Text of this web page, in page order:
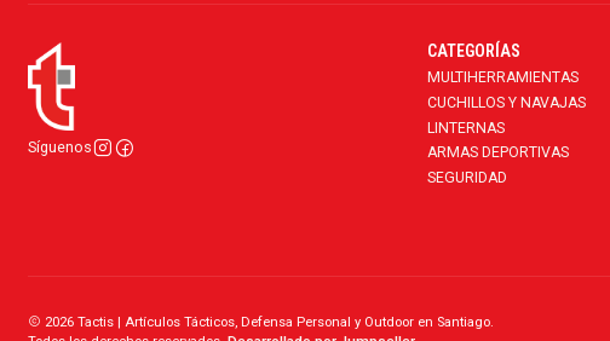
Síguenos
CATEGORÍAS
MULTIHERRAMIENTAS
CUCHILLOS Y NAVAJAS
LINTERNAS
ARMAS DEPORTIVAS
SEGURIDAD
2026 Tactis | Artículos Tácticos, Defensa Personal y Outdoor en Santiago.